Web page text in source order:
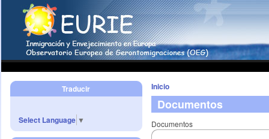
Traducir
Select Language ▼
Inicio
Documentos
Documentos